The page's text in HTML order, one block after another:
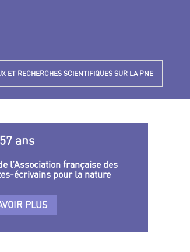
ET RECHERCHES SCIENTIFIQUES SUR LA PNE
ans
l’Association française des
écrivains pour la nature
PLUS